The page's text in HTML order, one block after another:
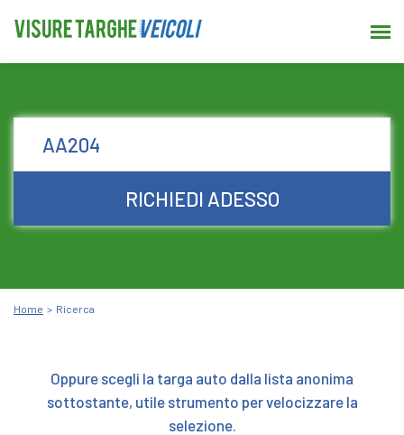
RICHIEDI ADESSO
Home Ricerca
Oppure scegli la targa auto dalla lista anonima
sottostante, utile strumento per velocizzare la
selezione.